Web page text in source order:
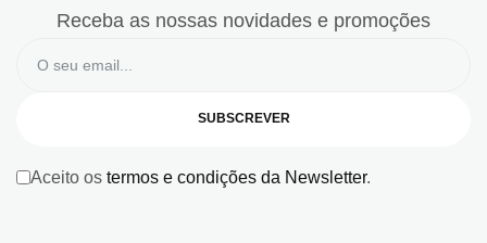
Receba as nossas novidades e promoções
SUBSCREVER
Aceito os termos e condições da Newsletter.